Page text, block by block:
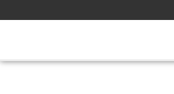
隱形櫥窗完工案例